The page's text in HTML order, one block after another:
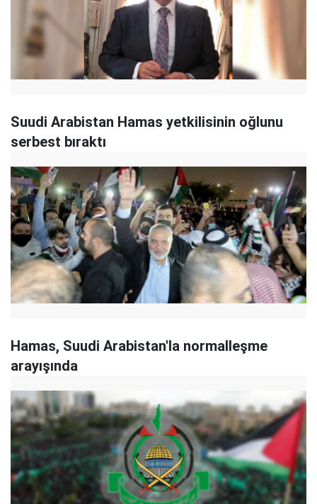
Suudi Arabistan Hamas yetkilisinin oğlunu
serbest bıraktı
Hamas, Suudi Arabistan'la normalleşme
arayışında